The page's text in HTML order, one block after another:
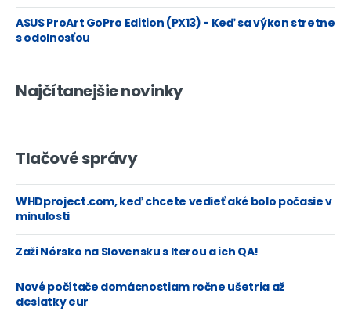
ASUS ProArt GoPro Edition (PX13) - Keď sa výkon stretne
s odolnosťou
Najčítanejšie novinky
Tlačové správy
WHDproject.com, keď chcete vedieť aké bolo počasie v
minulosti
Zaži Nórsko na Slovensku s Iterou a ich QA!
Nové počítače domácnostiam ročne ušetria až
desiatky eur